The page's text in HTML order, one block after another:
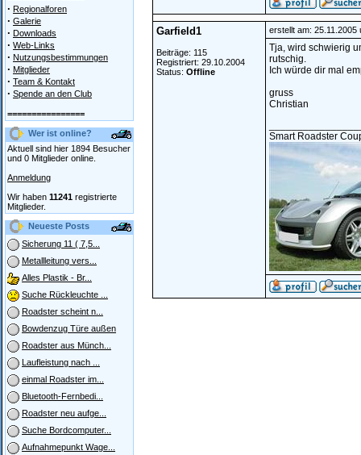
· Regionalforen
· Galerie
· Downloads
· Web-Links
· Nutzungsbestimmungen
· Mitglieder
· Team & Kontakt
· Spende an den Club
================
Wer ist online?
Aktuell sind hier 1894 Besucher
und 0 Mitglieder online.
Anmeldung
Wir haben 11241 registrierte
Mitglieder.
Neueste Posts
Sicherung 11 ( 7,5...
Metallleitung vers...
Alles Plastik - Br...
Suche Rückleuchte ...
Roadster scheint n...
Bowdenzug Türe außen
Roadster aus Münch...
Laufleistung nach ...
einmal Roadster im...
Bluetooth-Fernbedi...
Roadster neu aufge...
Suche Bordcomputer...
Aufnahmepunkt Wage...
Garfield1
Beiträge: 115
Registriert: 29.10.2004
Status: Offline
erstellt am: 25.11.2005
Tja, wird schwierig
rutschig.
Ich würde dir mal
gruss
Christian
Smart Roadster